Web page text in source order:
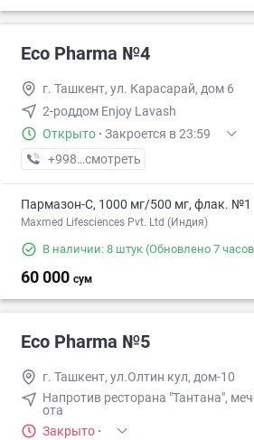
Eco Pharma №4
г. Ташкент, ул. Карасарай, дом 6
2-роддом Enjoy Lavash
Открыто · Закроется в 23:59
+998 (55) XXX-XX-XX
смотреть
Пармазон-С, 1000 мг/500 мг, флак. №1
Maxmed Lifesciences Pvt. Ltd (Индия)
В наличии: 8 штук (Обновлено 7
60 000 сум
Eco Pharma №5
г. Ташкент, ул.Олтин кул, дом-10
Напротив ресторана "Тантана",
ота
Закрыто ·